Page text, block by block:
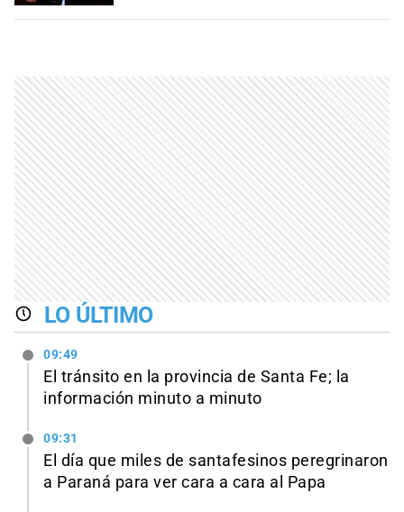
LO ÚLTIMO
09:49
El tránsito en la provincia de Santa Fe; la
información minuto a minuto
09:31
El día que miles de santafesinos peregrinaron
a Paraná para ver cara a cara al Papa